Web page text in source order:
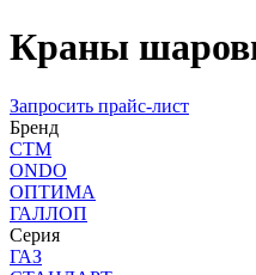
Краны
Запросить прайс-лист
Бренд
СТМ
ONDO
ОПТИМА
ГАЛЛОП
Серия
ГАЗ